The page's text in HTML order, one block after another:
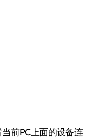
前PC上面的设备连